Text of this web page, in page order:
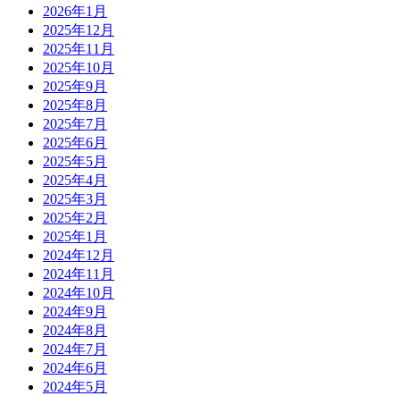
2026年1月
2025年12月
2025年11月
2025年10月
2025年9月
2025年8月
2025年7月
2025年6月
2025年5月
2025年4月
2025年3月
2025年2月
2025年1月
2024年12月
2024年11月
2024年10月
2024年9月
2024年8月
2024年7月
2024年6月
2024年5月